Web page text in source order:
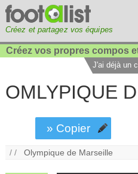
Créez et partagez vos équipes
Créez vos propres compos
J'ai déjà un
OMLYPIQUE
» Copier
/ /Olympique de Marseille